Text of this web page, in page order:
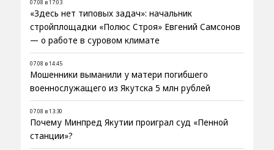
07.08 в 17:03
«Здесь нет типовых задач»: начальник
стройплощадки «Полюс Строя» Евгений Самсонов
— о работе в суровом климате
07.08 в 14:45
Мошенники выманили у матери погибшего
военнослужащего из Якутска 5 млн рублей
07.08 в 13:30
Почему Минпред Якутии проиграл суд «Пенной
станции»?